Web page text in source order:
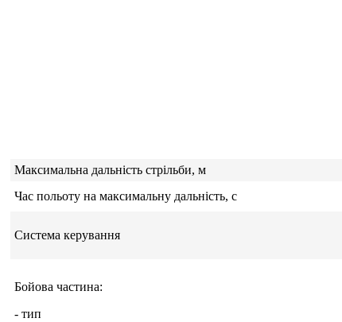
Максимальна дальність стрільби, м
Час польоту на максимальну дальність, с
Система керування
Бойова частина:
- тип